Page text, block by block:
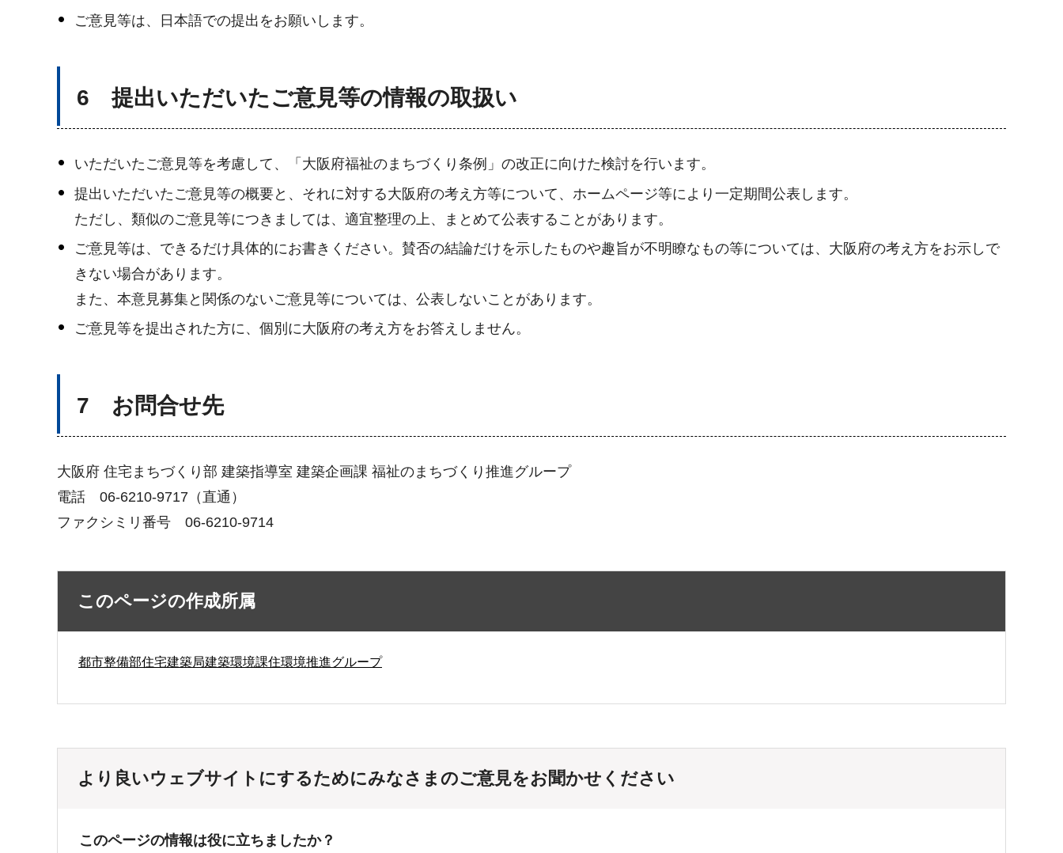
ご意見等は、日本語での提出をお願いします。
6 提出いただいたご意見等の情報の取扱い
いただいたご意見等を考慮して、「大阪府福祉のまちづくり条例」の改正に向けた検討を行います。
提出いただいたご意見等の概要と、それに対する大阪府の考え方等について、ホームページ等により一定期間公表します。
ただし、類似のご意見等につきましては、適宜整理の上、まとめて公表することがあります。
ご意見等は、できるだけ具体的にお書きください。賛否の結論だけを示したものや趣旨が不明瞭なもの等については、大阪府の考え方をお示しで
きない場合があります。
また、本意見募集と関係のないご意見等については、公表しないことがあります。
ご意見等を提出された方に、個別に大阪府の考え方をお答えしません。
7 お問合せ先
大阪府 住宅まちづくり部 建築指導室 建築企画課 福祉のまちづくり推進グループ
電話 06-6210-9717（直通）
ファクシミリ番号 06-6210-9714
このページの作成所属
都市整備部住宅建築局建築環境課住環境推進グループ
より良いウェブサイトにするためにみなさまのご意見をお聞かせください
このページの情報は役に立ちましたか？